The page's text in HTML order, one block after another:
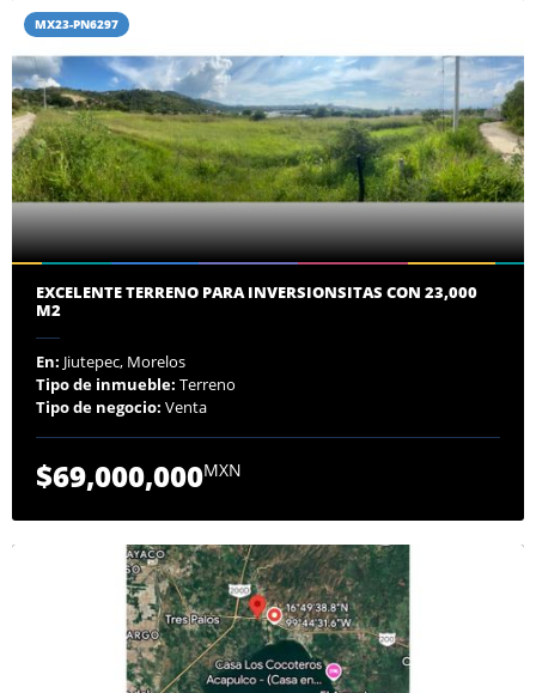
MX23-PN6297
EXCELENTE TERRENO PARA INVERSIONSITAS CON 23,000
M2
En: Jiutepec, Morelos
Tipo de inmueble: Terreno
Tipo de negocio: Venta
$69,000,000MXN